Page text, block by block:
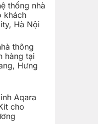
thống nhà
khách
Hà Nội
thông
hàng tại
Hưng
Aqara
cho